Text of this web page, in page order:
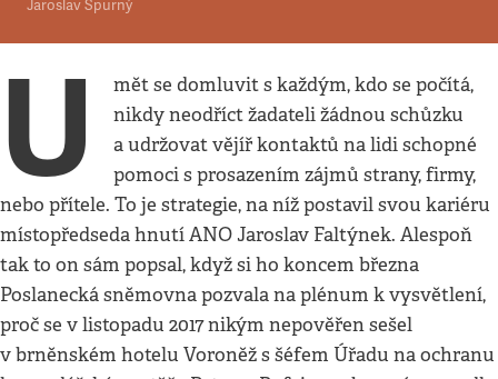
Jaroslav Spurný
U
mět se domluvit s každým, kdo se počítá,
nikdy neodříct žadateli žádnou schůzku
a udržovat vějíř kontaktů na lidi schopné
pomoci s prosazením zájmů strany, firmy,
nebo přítele. To je strategie, na níž postavil svou kariéru
místopředseda hnutí ANO Jaroslav Faltýnek. Alespoň
tak to on sám popsal, když si ho koncem března
Poslanecká sněmovna pozvala na plénum k vysvětlení,
proč se v listopadu 2017 nikým nepověřen sešel
v brněnském hotelu Voroněž s šéfem Úřadu na ochranu